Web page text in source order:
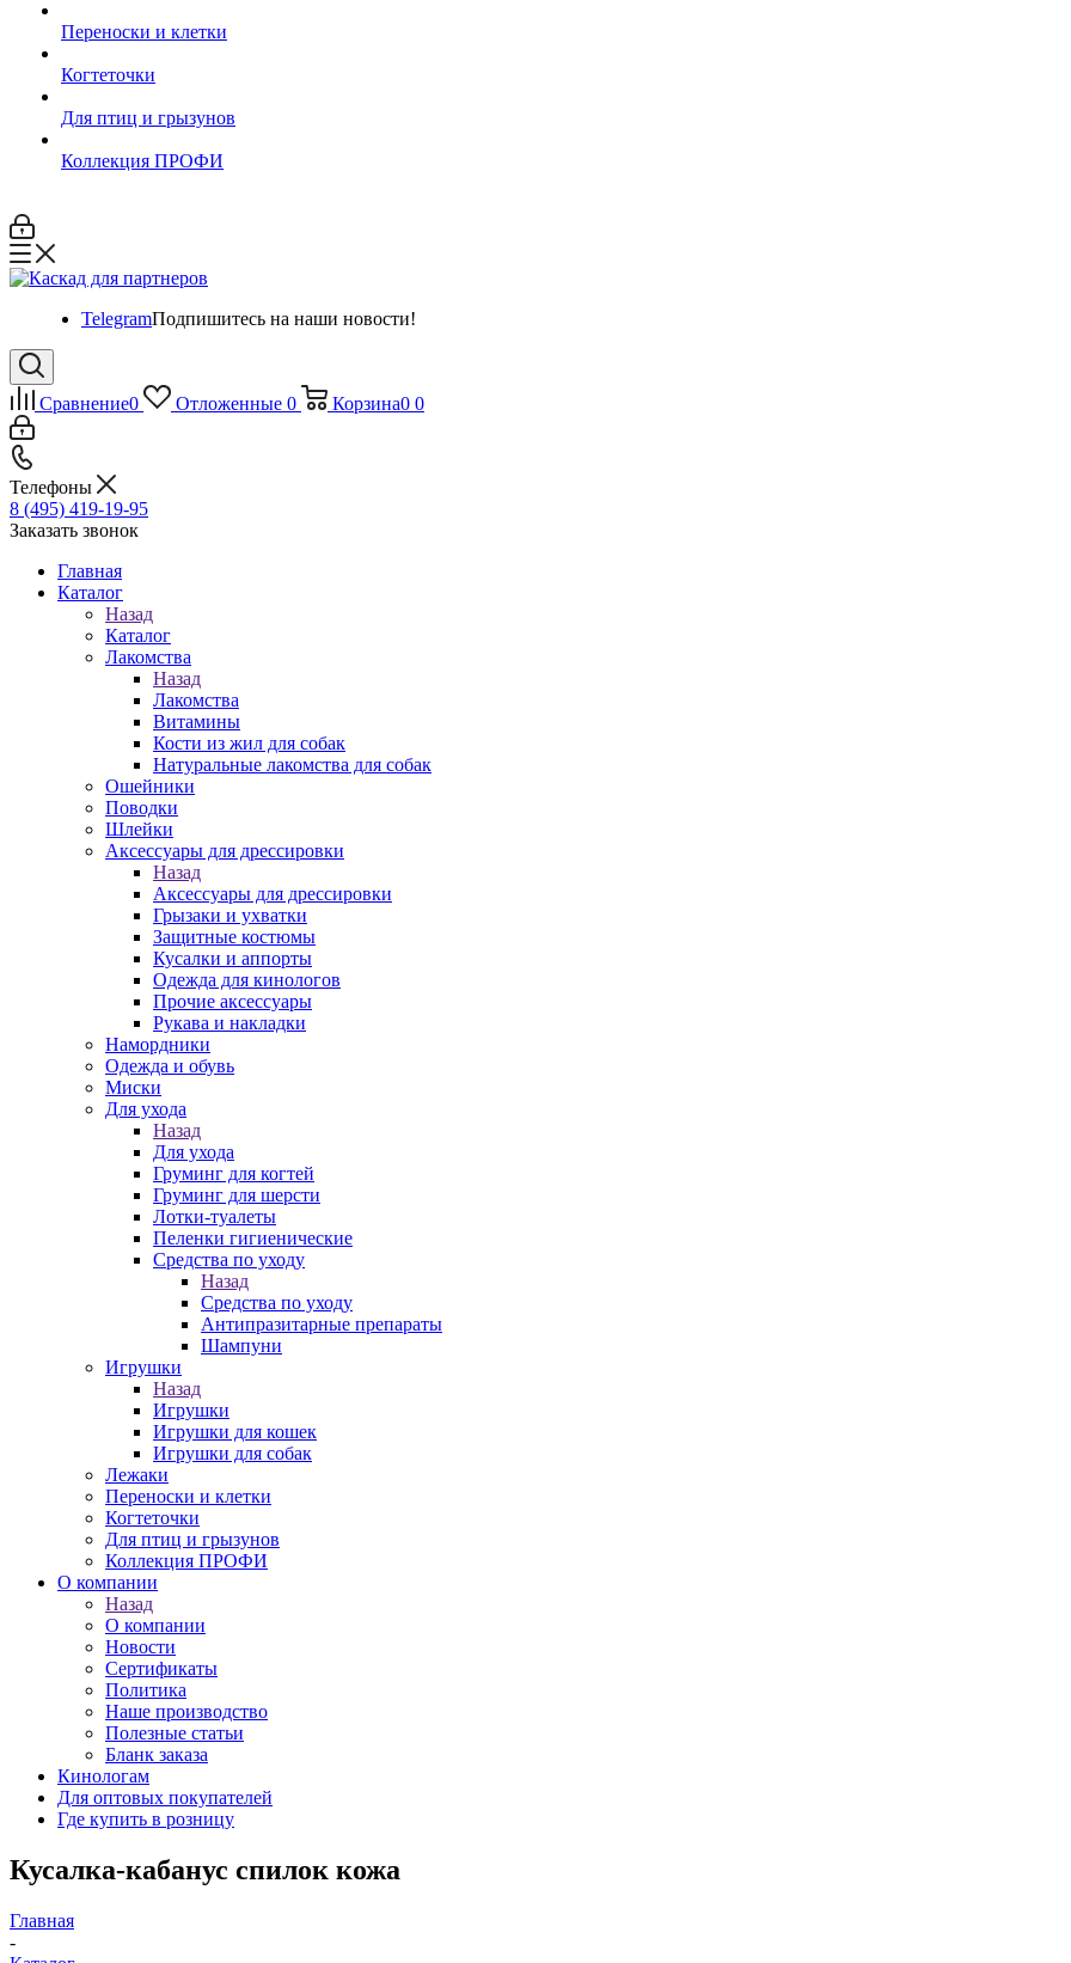
Переноски и клетки
Когтеточки
Для птиц и грызунов
Коллекция ПРОФИ
TelegramПодпишитесь на наши новости!
Сравнение0 Отложенные 0 Корзина0 0
Телефоны
8 (495) 419-19-95
Заказать звонок
Главная
Каталог
Назад
Каталог
Лакомства
Назад
Лакомства
Витамины
Кости из жил для собак
Натуральные лакомства для собак
Ошейники
Поводки
Шлейки
Аксессуары для дрессировки
Назад
Аксессуары для дрессировки
Грызаки и ухватки
Защитные костюмы
Кусалки и аппорты
Одежда для кинологов
Прочие аксессуары
Рукава и накладки
Намордники
Одежда и обувь
Миски
Для ухода
Назад
Для ухода
Груминг для когтей
Груминг для шерсти
Лотки-туалеты
Пеленки гигиенические
Средства по уходу
Назад
Средства по уходу
Антипразитарные препараты
Шампуни
Игрушки
Назад
Игрушки
Игрушки для кошек
Игрушки для собак
Лежаки
Переноски и клетки
Когтеточки
Для птиц и грызунов
Коллекция ПРОФИ
О компании
Назад
О компании
Новости
Сертификаты
Политика
Наше производство
Полезные статьи
Бланк заказа
Кинологам
Для оптовых покупателей
Где купить в розницу
Кусалка-кабанус спилок кожа
Главная
-